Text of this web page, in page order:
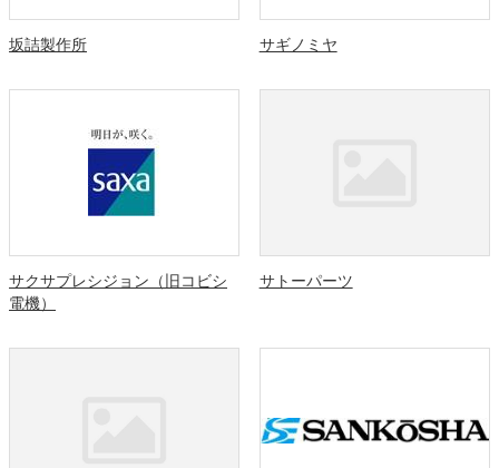
坂詰製作所 サギノミヤ
サクサプレシジョン（旧コビシ
電機）
サトーパーツ